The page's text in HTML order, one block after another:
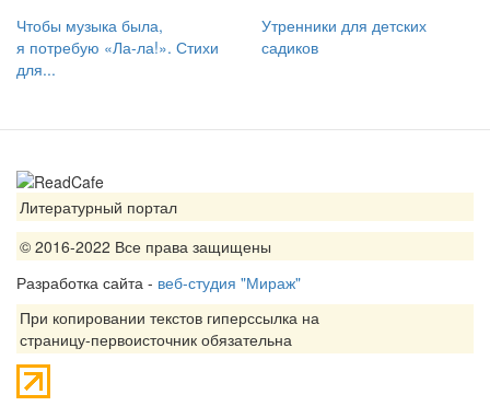
Чтобы музыка была,
я потребую «Ла-ла!». Стихи
для...
Утренники для детских
садиков
Литературный портал
© 2016-2022 Все права защищены
Разработка сайта - веб-студия "Мираж"
При копировании текстов гиперссылка на
страницу-первоисточник обязательна